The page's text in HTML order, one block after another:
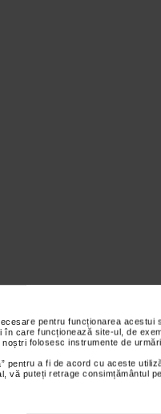
pentru funcționarea
în care funcționează site-ul, de
folosesc instrumente de
pentru a fi de acord cu aceste
vă puteți retrage consimțământul